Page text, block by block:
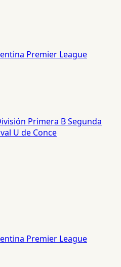
Premier League
Primera BSegunda
U de Conce
Premier League